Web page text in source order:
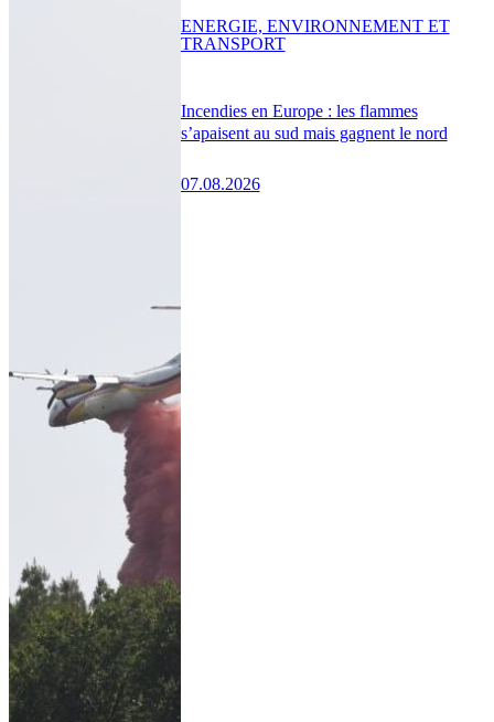
Incendies en Europe : les flammes
s’apaisent au sud mais gagnent le nord
07.08.2026
ENERGIE, ENVIRONNEMENT ET
TRANSPORT